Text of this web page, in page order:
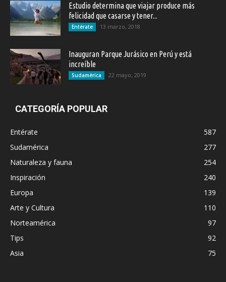
Estudio determina que viajar produce más
felicidad que casarse y tener...
Entérate 13 marzo, 2018
Inauguran Parque Jurásico en Perú y está
increíble
Sudamérica 22 mayo, 2019
CATEGORÍA POPULAR
Entérate
587
Sudamérica
277
Naturaleza y fauna
254
Inspiración
240
Europa
139
Arte y Cultura
110
Norteamérica
97
Tips
92
Asia
75